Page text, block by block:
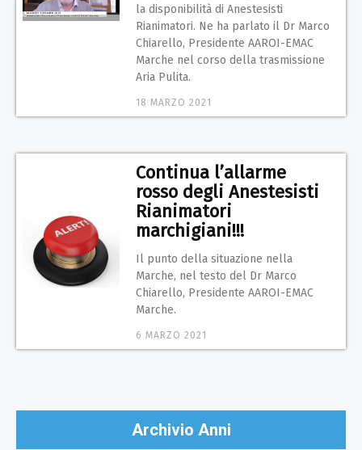
la disponibilità di Anestesisti
Rianimatori. Ne ha parlato il Dr Marco
Chiarello, Presidente AAROI-EMAC
Marche nel corso della trasmissione
Aria Pulita.
18 MARZO 2021
Continua l’allarme
rosso degli Anestesisti
Rianimatori
marchigiani!!!
Il punto della situazione nella
Marche, nel testo del Dr Marco
Chiarello, Presidente AAROI-EMAC
Marche.
6 MARZO 2021
Archivio Anni